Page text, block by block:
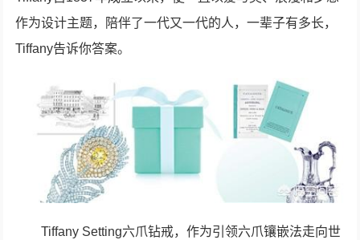
作为设计主题，陪伴了一代又一代的人，一辈子有多长，
Tiffany告诉你答案。
Tiffany Setting六爪钻戒，作为引领六爪镶嵌法走向世